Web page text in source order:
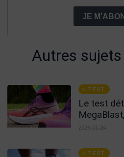
JE
Autres
TEST
Le test
carbone !
2026-01-24
TEST